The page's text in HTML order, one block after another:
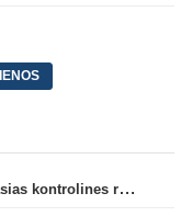
Vaikinų U15 rinktinė Taline sužaidė pirmąsias kontrolines rungtynes